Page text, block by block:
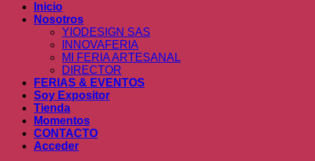
Inicio
Nosotros
YIODESIGN SAS
INNOVAFERIA
MI FERIA ARTESANAL
DIRECTOR
FERIAS & EVENTOS
Soy Expositor
Tienda
Momentos
CONTACTO
Acceder